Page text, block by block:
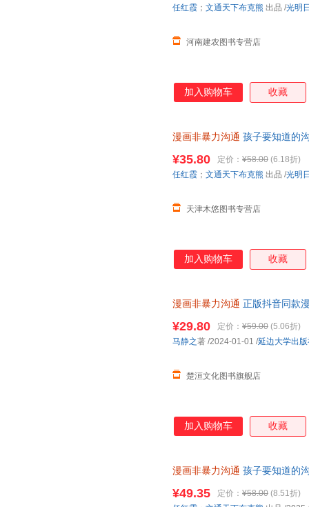
河南建农图书专营店
任红霞 ； 文通天下布克熊 出品 /光明
加入购物车 收藏
漫画非暴力沟通 孩子要知道的
¥35.80 定价： ¥58.00 (6.18折)
天津木悠图书专营店
任红霞 ； 文通天下布克熊 出品 /光明
加入购物车 收藏
漫画非暴力沟通 正版抖音同款
¥29.80 定价： ¥59.00 (5.06折)
楚洹文化图书旗舰店
马静之著 /2024-01-01 /延边大学出
加入购物车 收藏
漫画非暴力沟通 孩子要知道的
¥49.35 定价： ¥58.00 (8.51折)